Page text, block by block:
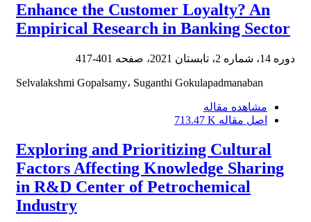
Enhance the Customer Loyalty? An
Empirical Research in Banking Sector
دوره 14، شماره 2، تابستان 2021، صفحه 401-417
Selvalakshmi Gopalsamy، Suganthi Gokulapadmanaban
مشاهده مقاله
اصل مقاله 713.47 K
Exploring and Prioritizing Cultural
Factors Affecting Knowledge Sharing
in R&D Center of Petrochemical
Industry